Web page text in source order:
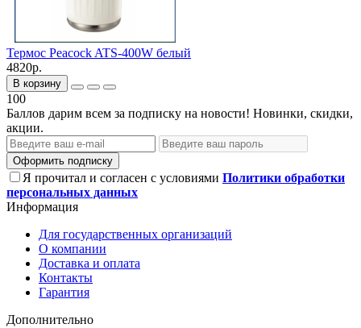
Термос Peacock ATS-400W белый
4820р.
В корзину
100
Баллов дарим всем за подписку на новости! Новинки, скидки,
акции.
Оформить подписку
Я прочитал и согласен с условиями Политики обработки
персональных данных
Информация
Для государственных организаций
О компании
Доставка и оплата
Контакты
Гарантия
Дополнительно